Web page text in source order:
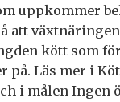
uppkommer
att
kött som
på. Läs mer i
i målen Ingen